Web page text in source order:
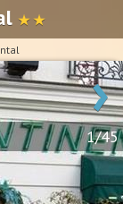
★ ★
›
1/45